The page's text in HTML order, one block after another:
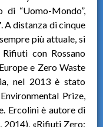
di “Uomo-Mondo”,
A distanza di cinque
più attuale, si
con Rossano
e Zero Waste
nel 2013 è stato
Prize,
Ercolini è autore di
2014), «Rifiuti Zero: